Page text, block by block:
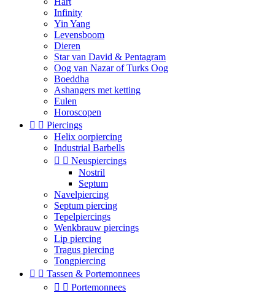
Infinity
Yin Yang
Levensboom
Dieren
Star van David & Pentagram
Oog van Nazar of Turks Oog
Boeddha
Ashangers met ketting
Eulen
Horoscopen
  Piercings
Helix oorpiercing
Industrial Barbells
  Neuspiercings
Nostril
Septum
Navelpiercing
Septum piercing
Tepelpiercings
Wenkbrauw piercings
Lip piercing
Tragus piercing
Tongpiercing
  Tassen & Portemonnees
  Portemonnees